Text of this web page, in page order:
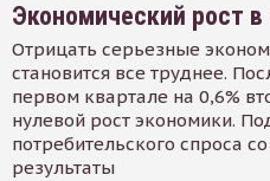
Экономический рост
Отрицать серьезные
становится все труднее.
первом квартале на 0,6%
нулевой рост экономики.
потребительского спроса
результаты